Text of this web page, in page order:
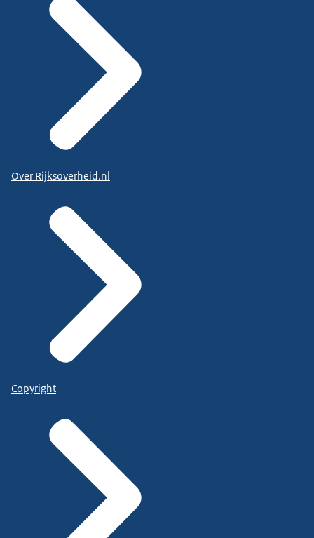
Over Rijksoverheid.nl
Copyright